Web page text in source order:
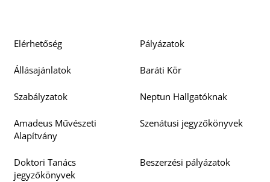
Elérhetőség Pályázatok
Állásajánlatok Baráti Kör
Szabályzatok Neptun Hallgatóknak
Amadeus Művészeti
Alapítvány
Szenátusi jegyzőkönyvek
Doktori Tanács
jegyzőkönyvek
Beszerzési pályázatok